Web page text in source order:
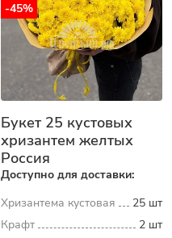
-45%
Букет 25 кустовых
хризантем желтых
Россия
Доступно для доставки:
Хризантема кустовая
25 шт
Крафт
2 шт